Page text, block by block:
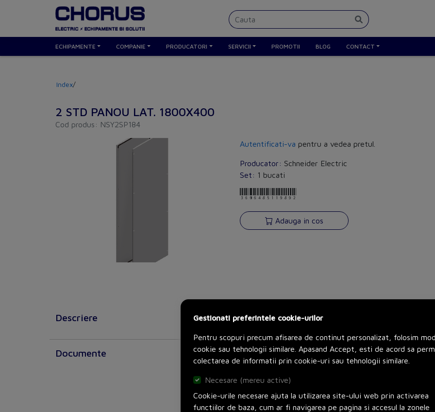
ECHIPAMENTE COMPANIE PRODUCATORI SERVICII PROMOTII BLOG CONTACT
Index/
2 STD PANOU LAT. 1800X400
Cod produs: NSY2SP184
Autentificati-va pentru a vedea pretul.
Producator: Schneider Electric
Set: 1 bucati
3606485119892
Adauga in cos
Descriere Spacial Sf Laterale Panou Cu Fixare Externa -
Documente
Fisa tehnica
Declaration of Conformity (Sustainability)
Gestionati preferintele cookie-urilor
Pentru scopuri precum afisarea de continut personalizat, folosim
cookie sau tehnologii similare. Apasand Accept, esti de acord sa
colectarea de informatii prin cookie-uri sau tehnologii similare.
Necesare (mereu active)
Cookie-urile necesare ajuta la utilizarea site-ului web prin activarea
functiilor de baza, cum ar fi navigarea pe pagina si accesul la zonele